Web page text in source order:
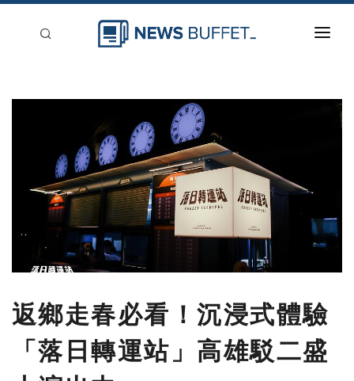
刊登
返鄉走春必看！沉浸式體驗
「落日轉運站」高雄駁二盛